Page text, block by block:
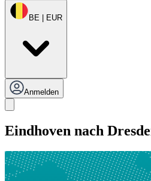
BE | EUR
Anmelden
Eindhoven nach